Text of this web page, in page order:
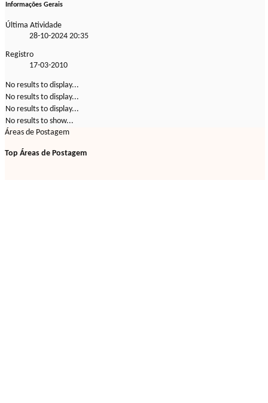
Informações Gerais
Última Atividade
28-10-2024 20:35
Registro
17-03-2010
No results to display...
No results to display...
No results to display...
No results to show...
Áreas de Postagem
Top Áreas de Postagem